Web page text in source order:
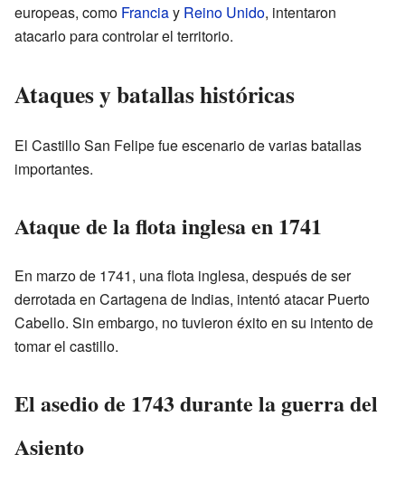
europeas, como Franciay Reino Unido, intentaron
atacarlo para controlar el territorio.
Ataques y batallas históricas
El Castillo San Felipe fue escenario de varias batallas
importantes.
Ataque de la flota inglesa en 1741
En marzo de 1741, una flota inglesa, después de ser
derrotada en Cartagena de Indias, intentó atacar Puerto
Cabello. Sin embargo, no tuvieron éxito en su intento de
tomar el castillo.
El asedio de 1743 durante la guerra del
Asiento